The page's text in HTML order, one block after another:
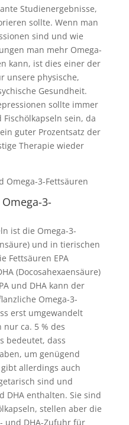
Studienergebnisse,
sollte. Wenn man
sind und wie
man mehr Omega-
kann, ist dies einer der
unsere physische,
Gesundheit.
sollte immer
sein, da
guter Prozentsatz der
Therapie wieder
Omega-3-Fettsäuren
3-
ist die Omega-3-
und in tierischen
Fettsäuren EPA
(Docosahexaensäure)
und DHA kann der
Omega-3-
erst umgewandelt
ca. 5 % des
bedeutet, dass
um genügend
gibt allerdings auch
sind und
DHA enthalten. Sie sind
stellen aber die
und DHA-Zufuhr für